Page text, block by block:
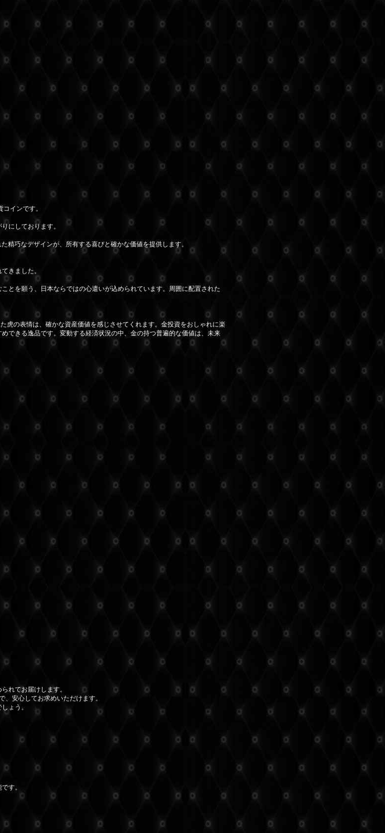
インです。
にしております。
精巧なデザインが、所有する喜びと確かな価値を提供します。
きました。
とを願う、日本ならではの心遣いが込められています。周囲に配置された
虎の表情は、確かな資産価値を感じさせてくれます。金投資をおしゃれに楽
できる逸品です。変動する経済状況の中、金の持つ普遍的な価値は、未来
れてお届けします。
安心してお求めいただけます。
ょう。
す。